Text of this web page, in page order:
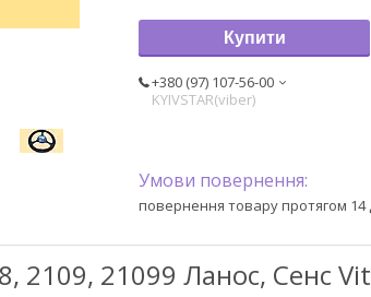
Купити
+380 (97) 107-56-00
KYIVSTAR(viber)
повернення товару протягом 14
2109, 21099 Ланос, Сенс